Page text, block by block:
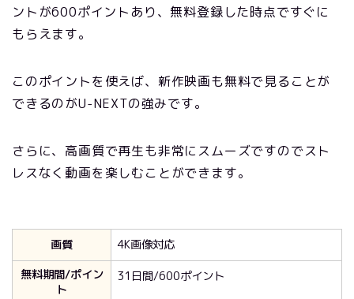
ントが600ポイントあり、無料登録した時点ですぐに
もらえます。
このポイントを使えば、新作映画も無料で見ることが
できるのがU-NEXTの強みです。
さらに、高画質で再生も非常にスムーズですのでスト
レスなく動画を楽しむことができます。
画質
4K画像対応
無料期間/ポイン
ト
31日間/600ポイント